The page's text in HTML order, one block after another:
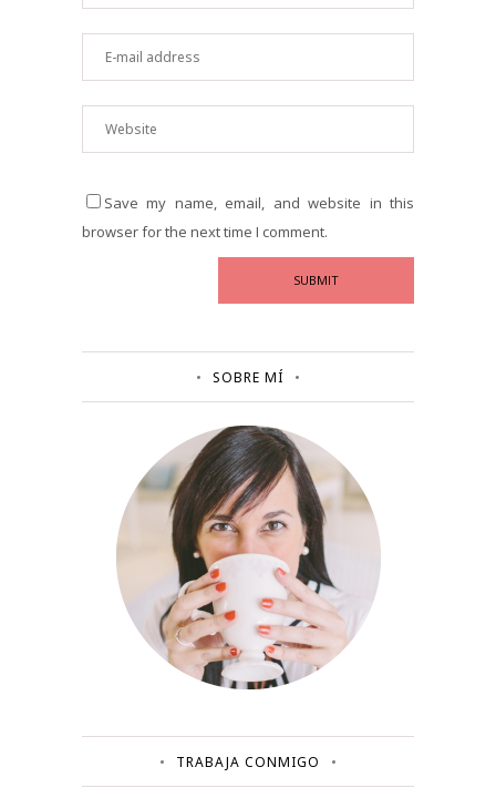
Save my name, email, and website in this
browser for the next time I comment.
SOBRE MÍ
TRABAJA CONMIGO